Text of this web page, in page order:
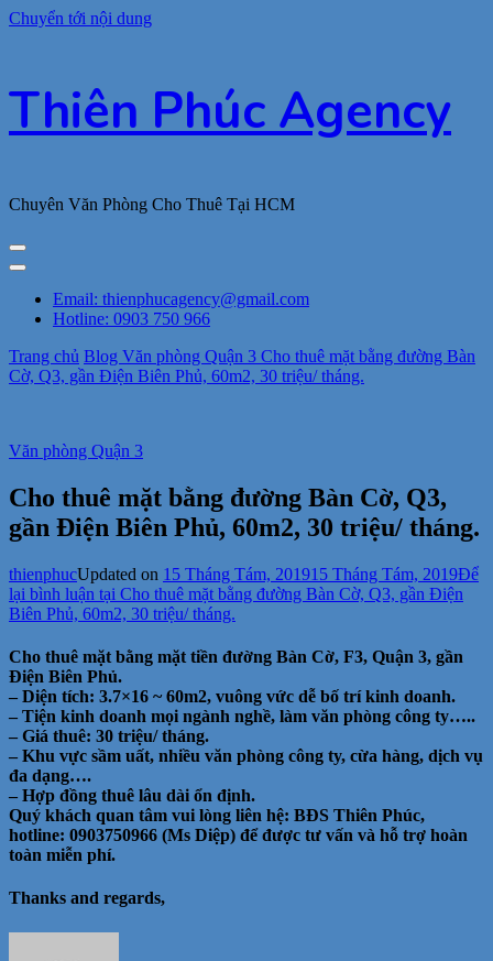
Chuyển tới nội dung
Thiên Phúc Agency
Chuyên Văn Phòng Cho Thuê Tại HCM
Email: thienphucagency@gmail.com
Hotline: 0903 750 966
Trang chủ Blog Văn phòng Quận 3 Cho thuê mặt bằng đường Bàn
Cờ, Q3, gần Điện Biên Phủ, 60m2, 30 triệu/ tháng.
Văn phòng Quận 3
Cho thuê mặt bằng đường Bàn Cờ, Q3,
gần Điện Biên Phủ, 60m2, 30 triệu/ tháng.
thienphucUpdated on 15 Tháng Tám, 201915 Tháng Tám, 2019Để
lại bình luận tại Cho thuê mặt bằng đường Bàn Cờ, Q3, gần Điện
Biên Phủ, 60m2, 30 triệu/ tháng.
Cho thuê mặt bằng mặt tiền đường Bàn Cờ, F3, Quận 3, gần
Điện Biên Phủ.
– Diện tích: 3.7×16 ~ 60m2, vuông vức dễ bố trí kinh doanh.
– Tiện kinh doanh mọi ngành nghề, làm văn phòng công ty…..
– Giá thuê: 30 triệu/ tháng.
– Khu vực sầm uất, nhiều văn phòng công ty, cừa hàng, dịch vụ
đa dạng….
– Hợp đồng thuê lâu dài ổn định.
Quý khách quan tâm vui lòng liên hệ: BĐS Thiên Phúc,
hotline: 0903750966 (Ms Diệp) để được tư vấn và hỗ trợ hoàn
toàn miễn phí.
Thanks and regards,